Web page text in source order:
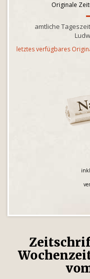
Originale
amtliche
letztes verfügbares